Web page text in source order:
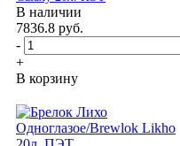
В наличии
7836.8 руб.
-
+
В корзину